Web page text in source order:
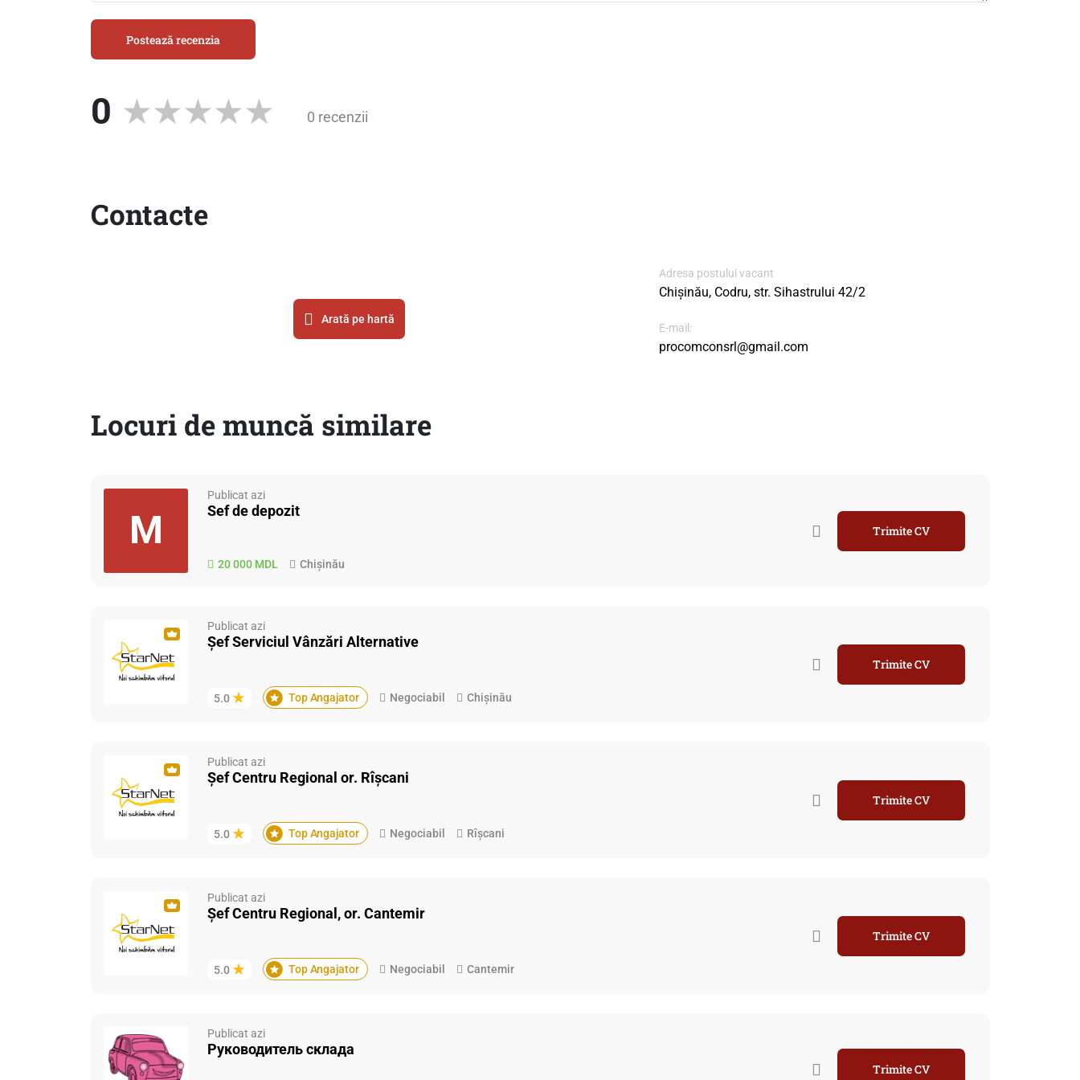
Postează recenzia
0 0 recenzii
Contacte
Arată pe hartă
Adresa postului vacant
Chișinău, Codru, str. Sihastrului 42/2
E-mail:
procomconsrl@gmail.com
Locuri de muncă similare
M
Publicat azi
Sef de depozit
20 000 MDL Chișinău
Trimite CV
Publicat azi
Șef Serviciul Vânzări Alternative
5.0 Top Angajator Negociabil Chișinău
Trimite CV
Publicat azi
Șef Centru Regional or. Rîșcani
5.0 Top Angajator Negociabil Rîșcani
Trimite CV
Publicat azi
Șef Centru Regional, or. Cantemir
5.0 Top Angajator Negociabil Cantemir
Trimite CV
Publicat azi
Руководитель складa
Trimite CV